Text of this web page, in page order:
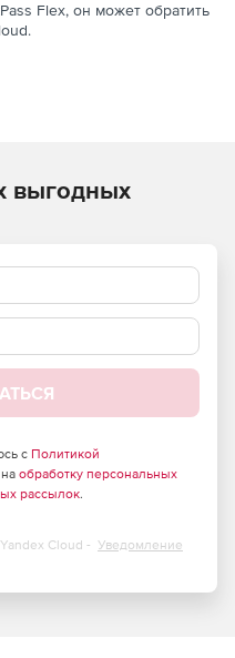
Flex, он может обратить
выгодных
с Политикой
обработку персональных
рассылок.
Cloud - Уведомление